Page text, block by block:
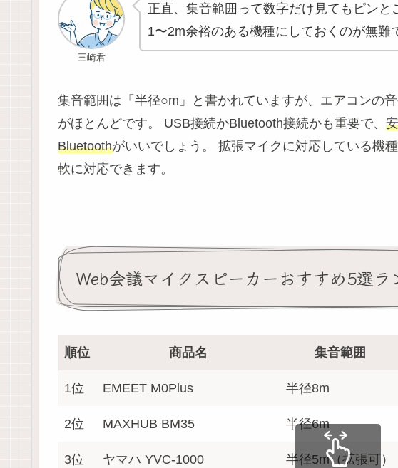
三崎君
正直、集音範囲って数字だけ見てもピンと
1〜2m余裕のある機種にしておくのが無難
集音範囲は「半径○m」と書かれていますが、エアコンの
がほとんどです。 USB接続かBluetooth接続かも重要で、
Bluetoothがいいでしょう。 拡張マイクに対応している機
軟に対応できます。
Web会議マイクスピーカーおすすめ5選ラ
順位 商品名 集音範囲
1位 EMEET M0Plus 半径8m
2位 MAXHUB BM35 半径6m
3位 ヤマハ YVC-1000 半径5m（拡張可）